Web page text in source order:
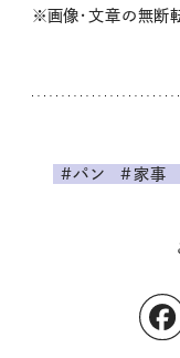
※画像・文章の無断
#パン #家事